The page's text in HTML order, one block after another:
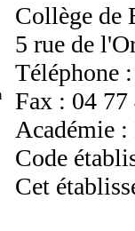
Collège de
5 rue de
Téléphone
Fax : 04 77
Académie
Code
Cet